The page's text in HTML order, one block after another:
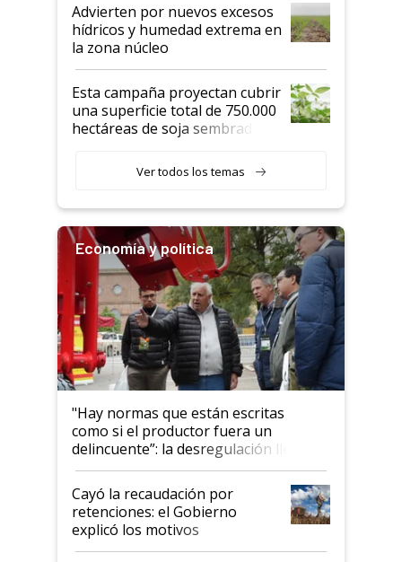
Advierten por nuevos excesos
hídricos y humedad extrema en
la zona núcleo
Esta campaña proyectan cubrir
una superficie total de 750.000
hectáreas de soja sembradas
variedades que marcan un
salto tecnológico en genética y
Ver todos los temas
Economía y política
"Hay normas que están escritas
como si el productor fuera un
delincuente”: la desregulación llegó
al Congreso Aapresid y hasta se
habló del financiamiento al IPCVA
Cayó la recaudación por
retenciones: el Gobierno
explicó los motivos